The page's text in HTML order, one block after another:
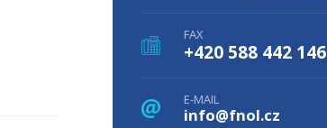
FAX
+420 588 442 146
E-MAIL
info@fnol.cz